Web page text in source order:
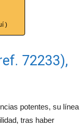
)
72233),
potentes, su línea
tras haber